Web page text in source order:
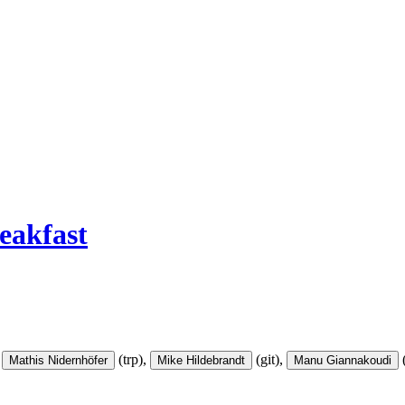
Mathis Nidernhöfer (trp), Mike Hildebrandt (git), Manu Giannakoudi